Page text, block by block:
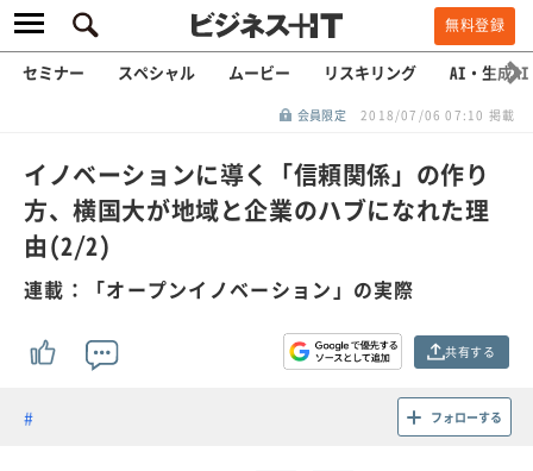
無料登録
セミナー スペシャル ムービー リスキリング AI・生成AI
会員限定 2018/07/06 07:10 掲載
イノベーションに導く「信頼関係」の作り
方、横国大が地域と企業のハブになれた理
由(2/2)
連載：「オープンイノベーション」の実際
共有する
フォローする